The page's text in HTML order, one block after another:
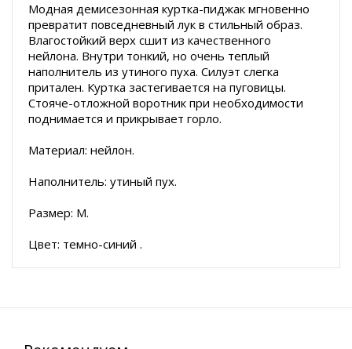
Модная демисезонная куртка-пиджак мгновенно
превратит повседневный лук в стильный образ.
Влагостойкий верх сшит из качественного
нейлона. Внутри тонкий, но очень теплый
наполнитель из утиного пуха. Силуэт слегка
притален. Куртка застегивается на пуговицы.
Стояче-отложной воротник при необходимости
поднимается и прикрывает горло.
Материал: нейлон.
Наполнитель: утиный пух.
Размер: М.
Цвет: темно-синий .